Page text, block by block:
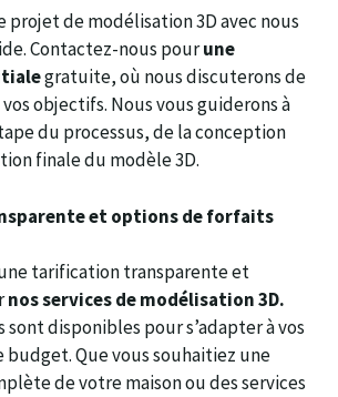
projet de modélisation 3D avec nous
Contactez-nous pourune
gratuite, où nous discuterons de
objectifs. Nous vous guiderons à
du processus, de la conception
finale du modèle 3D.
et options de forfaits
tarification transparente et
nos services de modélisation 3D.
disponibles pour s’adapter à vos
budget. Que vous souhaitiez une
de votre maison ou des services